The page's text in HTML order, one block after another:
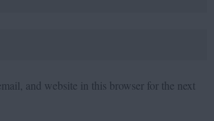
and website in this browser for the next